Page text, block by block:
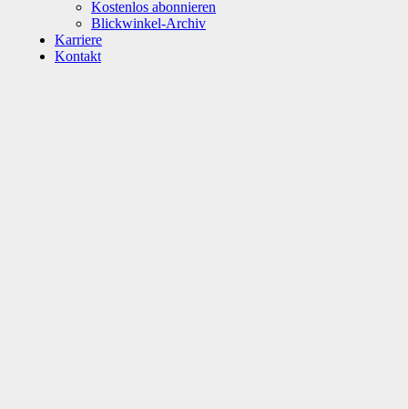
Kostenlos abonnieren
Blickwinkel-Archiv
Karriere
Kontakt